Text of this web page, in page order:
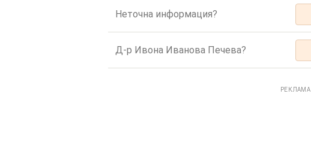
Неточна информация?
Д-р Ивона Иванова Печева?
РЕКЛАМА